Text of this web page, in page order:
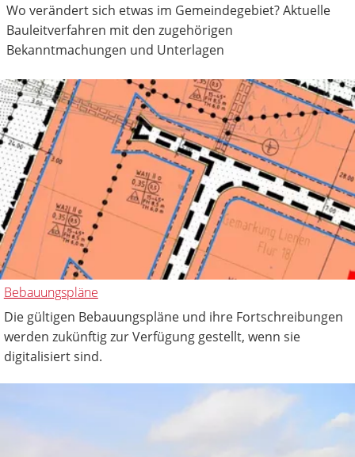
Wo verändert sich etwas im Gemeindegebiet? Aktuelle
Bauleitverfahren mit den zugehörigen
Bekanntmachungen und Unterlagen
Bebauungspläne
Die gültigen Bebauungspläne und ihre Fortschreibungen
werden zukünftig zur Verfügung gestellt, wenn sie
digitalisiert sind.